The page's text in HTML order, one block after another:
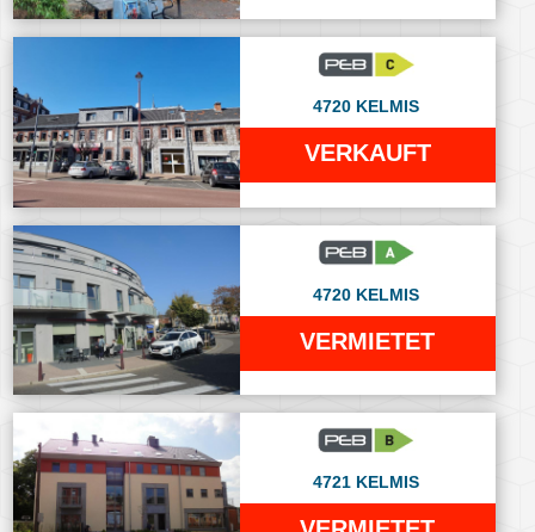
4720 KELMIS
VERKAUFT
4720 KELMIS
VERMIETET
4721 KELMIS